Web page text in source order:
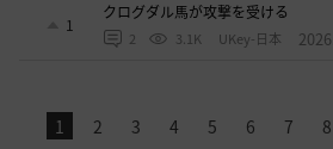
1
クログダル馬が攻撃を受ける
2 3.1K UKey-日本
1 2 3 4 5 6 7 8